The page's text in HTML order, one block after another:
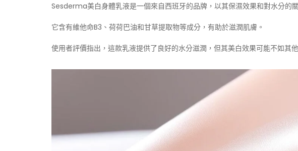
Sesderma美白身體乳液是一個來自西班牙的品牌，以其保濕效果和對水分的
它含有維他命B3、荷荷巴油和甘草提取物等成分，有助於滋潤肌膚。
使用者評價指出，這款乳液提供了良好的水分滋潤，但其美白效果可能不如其